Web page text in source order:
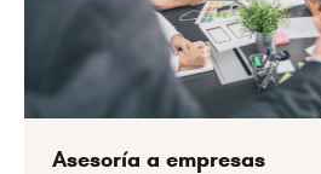
Asesoría a empresas